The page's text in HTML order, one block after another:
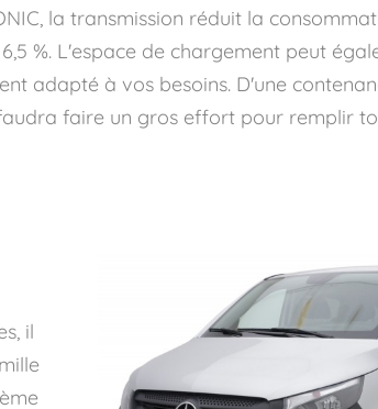
la transmission réduit la
%. L'espace de chargement peut
adapté à vos besoins. D'une
faire un gros effort pour remplir
il